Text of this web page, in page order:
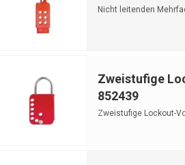
Nicht leitenden
Zweistufige
852439
Zweistufige Lockout-